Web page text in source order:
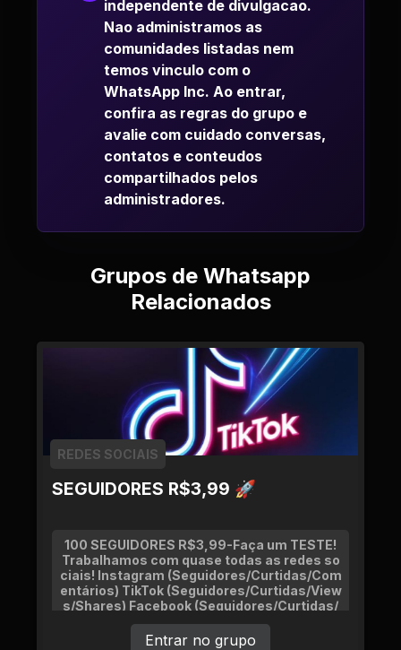
independente de divulgacao.
Nao administramos as
comunidades listadas nem
temos vinculo com o
WhatsApp Inc. Ao entrar,
confira as regras do grupo e
avalie com cuidado conversas,
contatos e conteudos
compartilhados pelos
administradores.
Grupos de Whatsapp
Relacionados
SEGUIDORES R$3,99 🚀
REDES SOCIAIS
100 SEGUIDORES R$3,99-Faça um TESTE!
Trabalhamos com quase todas as redes so
ciais! Instagram (Seguidores/Curtidas/Com
entários) TikTok (Seguidores/Curtidas/View
s/Shares) Facebook (Seguidores/Curtidas/
Visualizações) YouTube (Inscritos/Curtida
s)
Entrar no grupo